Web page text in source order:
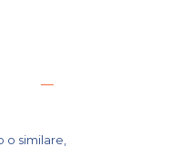
similare,